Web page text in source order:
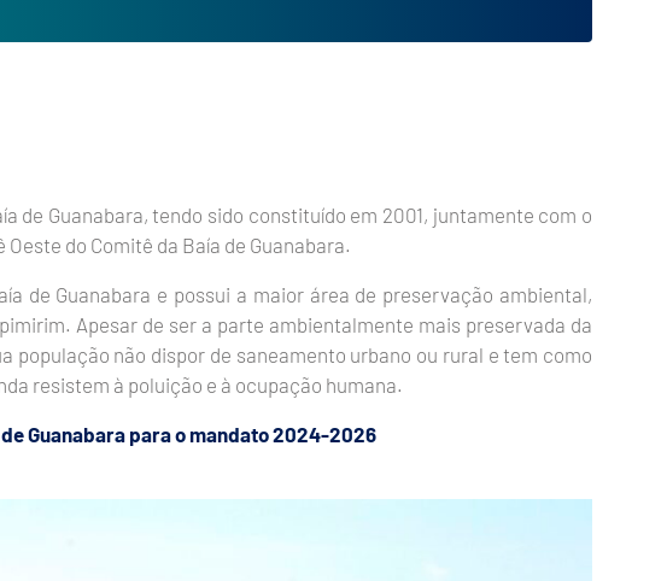
de Guanabara, tendo sido constituído em 2001, juntamente com o
do Comitê da Baía de Guanabara.
de Guanabara e possui a maior área de preservação ambiental,
Apesar de ser a parte ambientalmente mais preservada da
população não dispor de saneamento urbano ou rural e tem como
resistem à poluição e à ocupação humana.
Guanabara para o mandato 2024-2026